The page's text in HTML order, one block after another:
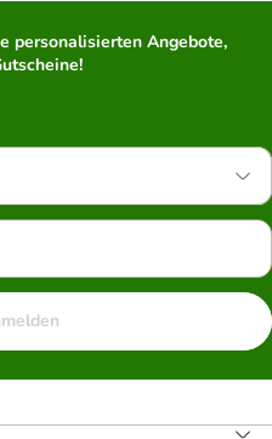
personalisierten Angebote,